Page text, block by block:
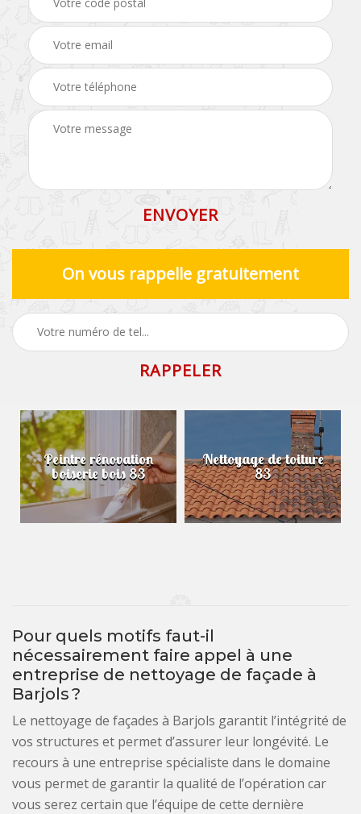
On vous rappelle gratuitement
Peintre rénovation
boiserie bois 83
Nettoyage de toiture
83
Pour quels motifs faut-il
nécessairement faire appel à une
entreprise de nettoyage de façade à
Barjols ?
Le nettoyage de façades à Barjols garantit l’intégrité de
vos structures et permet d’assurer leur longévité. Le
recours à une entreprise spécialiste dans le domaine
vous permet de garantir la qualité de l’opération car
vous serez certain que l’équipe de cette dernière